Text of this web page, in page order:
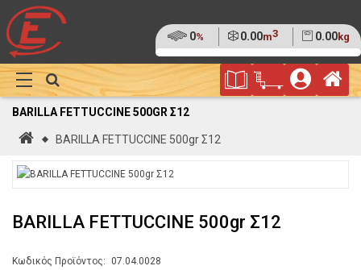
Ποσοστό
της
παλέτας
0% Όγκος
0.00m3 Βάρος
0.00kg
(0%)
Φυλλάδιο
Προσφορών
Show
Megamenu
BARILLA FETTUCCINE 500GR Σ12
ΑρχικήBARILLA FETTUCCINE 500gr Σ12
BARILLA FETTUCCINE 500gr Σ12
Κωδικός Προϊόντος:
07.04.0028